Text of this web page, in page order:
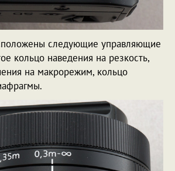
следующие управляющие
кольцо наведения на резкость,
на макрорежим, кольцо